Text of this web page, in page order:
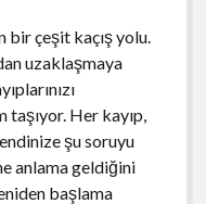
bir çeşit kaçış yolu.
uzaklaşmaya
Her kayıp,
şu soruyu
anlama geldiğini
başlama